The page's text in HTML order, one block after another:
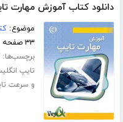
دانلود کتاب آموزش مهارت
موضوع:
۳۳ صفحه
برچسب‌ها:
تایپ
و سرعت